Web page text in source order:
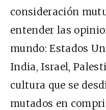
consideración
entender las
mundo: Estados
India, Israel,
cultura que se
mutados en